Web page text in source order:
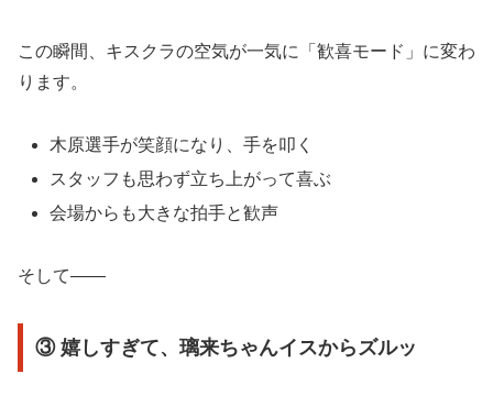
この瞬間、キスクラの空気が一気に「歓喜モード」に変わ
ります。
木原選手が笑顔になり、手を叩く
スタッフも思わず立ち上がって喜ぶ
会場からも大きな拍手と歓声
そして——
③ 嬉しすぎて、璃来ちゃんイスからズルッ